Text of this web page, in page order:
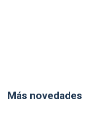
Más novedades